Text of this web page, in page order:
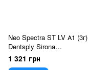
Neo Spectra ST LV А1 (3г)
Dentsply Sirona
нанокермаічний композит
низької в'язкості
1 321 грн